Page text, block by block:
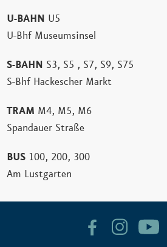
U-BAHN U5
U-Bhf Museumsinsel
S-BAHN S3, S5 , S7, S9, S75
S-Bhf Hackescher Markt
TRAM M4, M5, M6
Spandauer Straße
BUS 100, 200, 300
Am Lustgarten